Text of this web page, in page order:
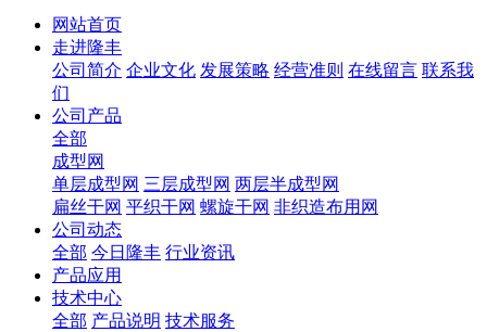
网站首页
走进隆丰
公司简介 企业文化 发展策略 经营准则 在线留言 联系我
们
公司产品
全部
成型网
单层成型网 三层成型网 两层半成型网
扁丝干网 平织干网 螺旋干网 非织造布用网
公司动态
全部 今日隆丰 行业资讯
产品应用
技术中心
全部 产品说明 技术服务